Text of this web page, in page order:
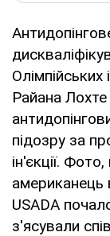
Олімпійських
Райана
підозру за
ін'єкції.
американець
USADA
з'ясували